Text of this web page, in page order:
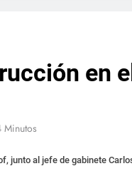
en
Minutos
junto al jefe de gabinete